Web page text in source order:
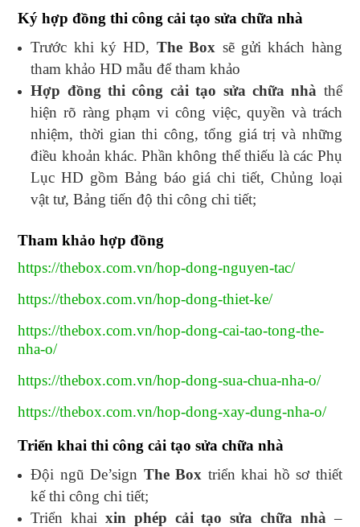
Ký hợp đồng thi công cải tạo sửa chữa nhà
Trước khi ký HD, The Box sẽ gửi khách hàng
tham khảo HD mẫu để tham khảo
Hợp đồng thi công cải tạo sửa chữa nhà thể
hiện rõ ràng phạm vi công việc, quyền và trách
nhiệm, thời gian thi công, tổng giá trị và những
điều khoản khác. Phần không thể thiếu là các Phụ
Lục HD gồm Bảng báo giá chi tiết, Chủng loại
vật tư, Bảng tiến độ thi công chi tiết;
Tham khảo hợp đồng
https://thebox.com.vn/hop-dong-nguyen-tac/
https://thebox.com.vn/hop-dong-thiet-ke/
https://thebox.com.vn/hop-dong-cai-tao-tong-the-
nha-o/
https://thebox.com.vn/hop-dong-sua-chua-nha-o/
https://thebox.com.vn/hop-dong-xay-dung-nha-o/
Triển khai thi công cải tạo sửa chữa nhà
Đội ngũ De’sign The Box triển khai hồ sơ thiết
kế thi công chi tiết;
Triển khaixin phép cải tạo sửa chữa nhà–